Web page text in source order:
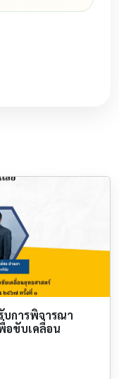
การพิจารณา
อขับเคลื่อน